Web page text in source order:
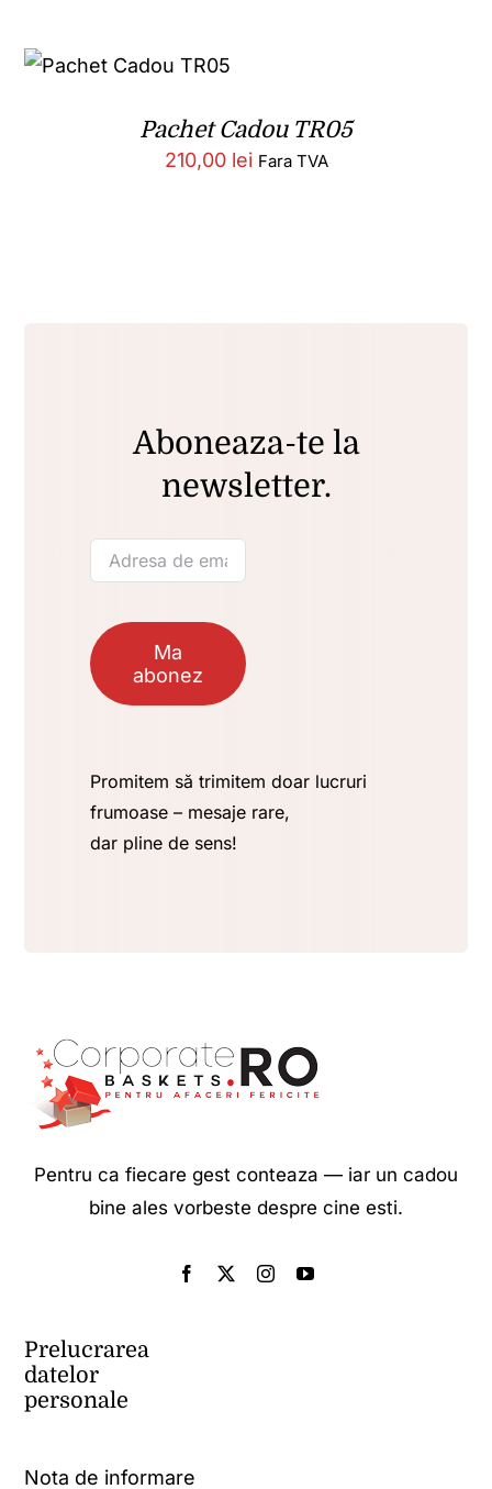
Pachet Cadou TR05
210,00 lei Fara TVA
Aboneaza-te la
newsletter.
Ma
abonez
Promitem să trimitem doar lucruri
frumoase – mesaje rare,
dar pline de sens!
Pentru ca fiecare gest conteaza — iar un cadou
bine ales vorbeste despre cine esti.
Prelucrarea
datelor
personale
Nota de informare